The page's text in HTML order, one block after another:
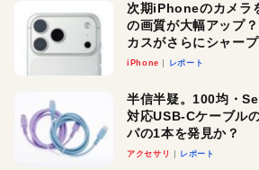
次期iPhoneのカメラ
の画質が大幅アップ
カスがさらにシャープ
iPhone レポート
半信半疑。100均・
対応USB-Cケーブル
パの1本を発見か？
アクセサリ レポート